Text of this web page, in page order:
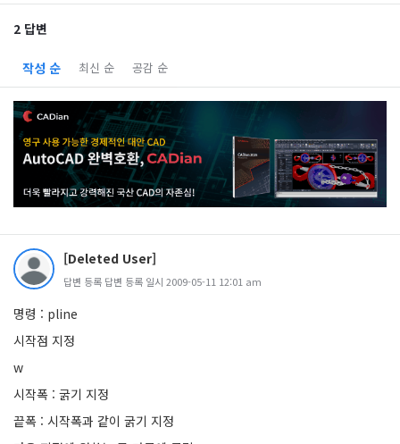
2 답변
작성 순 최신 순 공감 순
[Deleted User]
답변 등록 답변 등록 일시 2009-05-11 12:01 am
명령 : pline
시작점 지정
w
시작폭 : 굵기 지정
끝폭 : 시작폭과 같이 굵기 지정